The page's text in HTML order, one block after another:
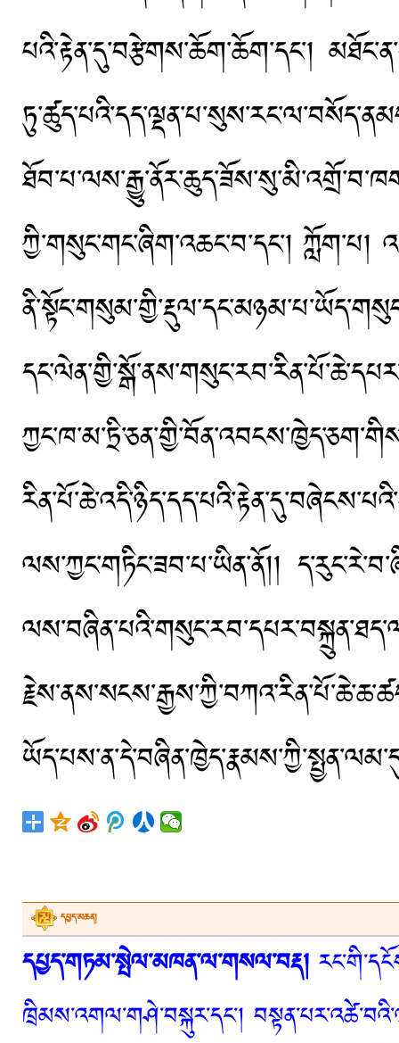
པའི་རྟེན་དུ་བརྩེགས་ཆོག་ཆོག་དང་།
ཀྱི་གསུང་གང་ཞིག་འཆང་བ་དང་། ཀློག་པ།
ལས་ཀྱང་གཏིང་ཟབ་པ་ཡིན་ནོ།།
དཔྱད་མཆན།
དཔྱད་གཏམ་སྤེལ་མཁན་ལ་གསལ་བརྡ།
ཁྲིམས་འགལ་གཤེ་བསྐུར་དང་།